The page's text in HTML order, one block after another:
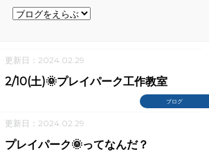
更新日：2024.02.29
ブログ
2/10(土)🌞プレイパーク工作教室
更新日：2024.02.29
プレイパーク🌞ってなんだ？